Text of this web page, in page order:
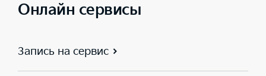
Онлайн сервисы
Запись на сервис